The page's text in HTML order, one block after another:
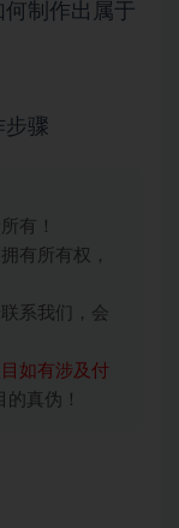
制作出属于
步骤
有！
有所有权，
系我们，会
如有涉及付
的真伪！